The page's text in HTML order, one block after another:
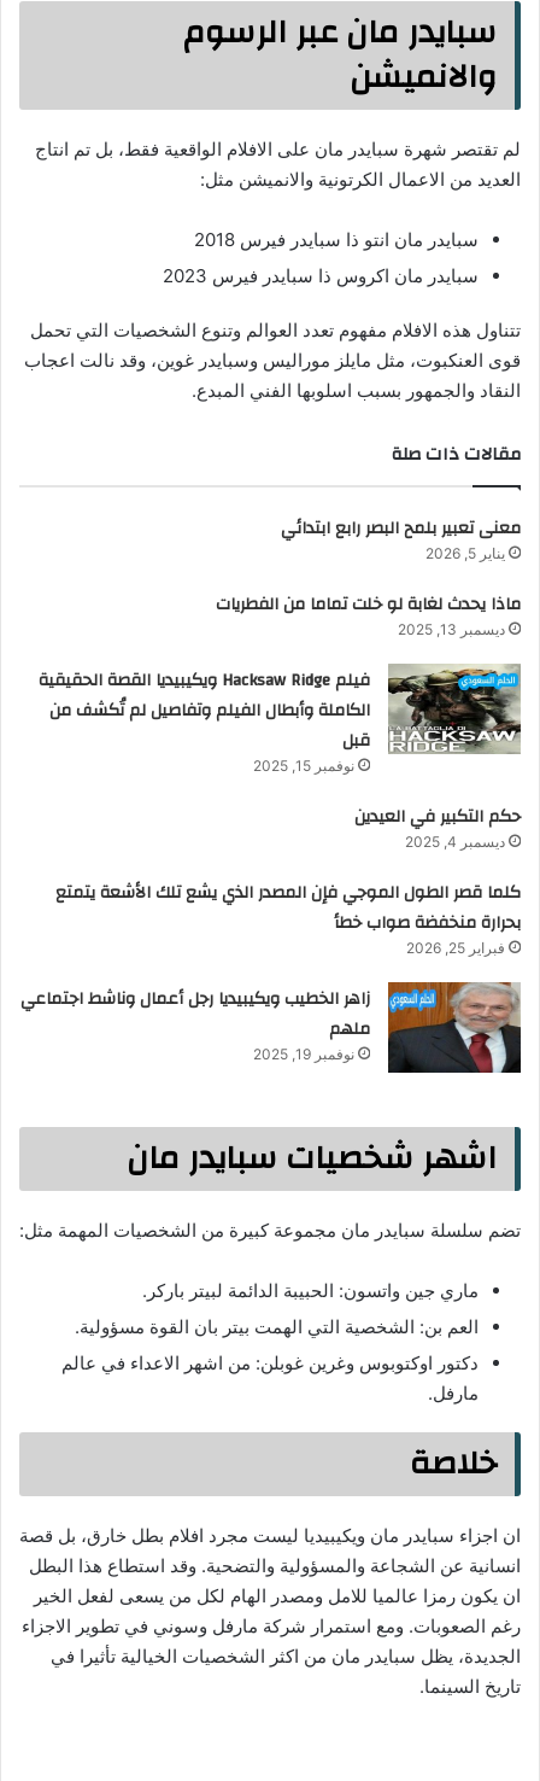
سبايدر مان عبر الرسوم
والانميشن
لم تقتصر شهرة سبايدر مان على الافلام الواقعية فقط، بل تم انتاج
العديد من الاعمال الكرتونية والانميشن مثل:
سبايدر مان انتو ذا سبايدر فيرس 2018
سبايدر مان اكروس ذا سبايدر فيرس 2023
تتناول هذه الافلام مفهوم تعدد العوالم وتنوع الشخصيات التي تحمل
قوى العنكبوت، مثل مايلز موراليس وسبايدر غوين، وقد نالت اعجاب
النقاد والجمهور بسبب اسلوبها الفني المبدع.
مقالات ذات صلة
معنى تعبير بلمح البصر رابع ابتدائي
يناير 5, 2026
ماذا يحدث لغابة لو خلت تماما من الفطريات
ديسمبر 13, 2025
فيلم Hacksaw Ridge ويكيبيديا القصة الحقيقية
الكاملة وأبطال الفيلم وتفاصيل لم تُكشف من
قبل
نوفمبر 15, 2025
حكم التكبير في العيدين
ديسمبر 4, 2025
كلما قصر الطول الموجي فإن المصدر الذي يشع تلك الأشعة يتمتع
بحرارة منخفضة صواب خطأ
فبراير 25, 2026
زاهر الخطيب ويكيبيديا رجل أعمال وناشط اجتماعي
ملهم
نوفمبر 19, 2025
اشهر شخصيات سبايدر مان
تضم سلسلة سبايدر مان مجموعة كبيرة من الشخصيات المهمة مثل:
ماري جين واتسون: الحبيبة الدائمة لبيتر باركر.
العم بن: الشخصية التي الهمت بيتر بان القوة مسؤولية.
دكتور اوكتوبوس وغرين غوبلن: من اشهر الاعداء في عالم
مارفل.
خلاصة
ان اجزاء سبايدر مان ويكيبيديا ليست مجرد افلام بطل خارق، بل قصة
انسانية عن الشجاعة والمسؤولية والتضحية. وقد استطاع هذا البطل
ان يكون رمزا عالميا للامل ومصدر الهام لكل من يسعى لفعل الخير
رغم الصعوبات. ومع استمرار شركة مارفل وسوني في تطوير الاجزاء
الجديدة، يظل سبايدر مان من اكثر الشخصيات الخيالية تأثيرا في
تاريخ السينما.